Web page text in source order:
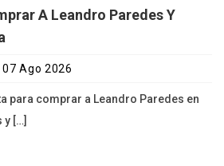
A Leandro Paredes Y
07 Ago 2026
para comprar a Leandro Paredes en
y […]